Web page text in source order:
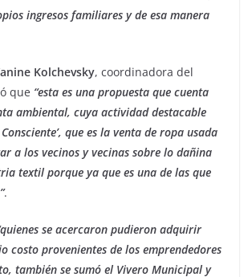
ingresos familiares y de esa manera
Kolchevsky, coordinadora del
que “esta es una propuesta que cuenta
ambiental, cuya actividad destacable
que es la venta de ropa usada
a los vecinos y vecinas sobre lo dañina
textil porque ya que es una de las que
.
se acercaron pudieron adquirir
costo provenientes de los emprendedores
también se sumó el Vivero Municipal y